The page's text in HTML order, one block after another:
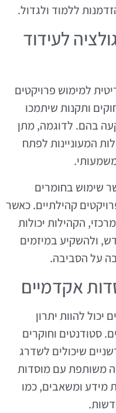
ללמוד ולגדול.
לעידוד
למימוש פרויקטים
ותקנות שיתמכו
בהם. לדוגמה, מתן
המעוניינות לפתח
משמעותי.
שימוש בחומרים
קהילתיים. כאשר
הקהילות יכולות
ולהשקיע במיזמים
על הסביבה.
אקדמיים
להוות יתרון
סטודנטים וחוקרים
שיכולים לשדרג
משותפת עם מוסדות
מידע ומשאבים, כמו